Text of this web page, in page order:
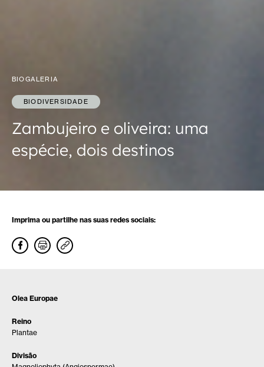
BIOGALERIA
BIODIVERSIDADE
Zambujeiro e oliveira: uma
espécie, dois destinos
Imprima ou partilhe nas suas redes sociais:
Olea Europae
Reino
Plantae
Divisão